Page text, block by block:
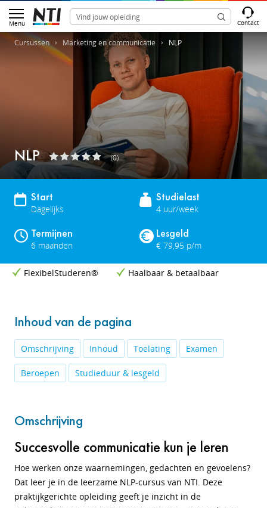
Menu Contact
Cursussen Marketing en communicatie NLP
NLP (0)
Start
Dagelijks
Studielast
4 uur/week
Termijnen
6 maanden
Lesgeld
€ 79,95 p/m
FlexibelStuderen® Haalbaar & betaalbaar
Inhoud van de pagina
Omschrijving Inhoud Toelating Examen
Beroepen Studieduur & lesgeld
Omschrijving
Succesvolle communicatie kun je leren
Hoe werken onze waarnemingen, gedachten en gevoelens?
Dat leer je in de leerzame NLP-cursus van NTI. Deze
praktijkgerichte opleiding geeft je inzicht in de